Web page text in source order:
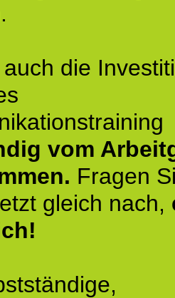
die
vom
Fragen
gleich nach,